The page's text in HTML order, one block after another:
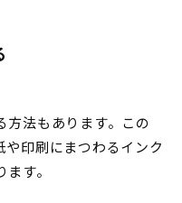
方法もあります。この
印刷にまつわるインク
す。